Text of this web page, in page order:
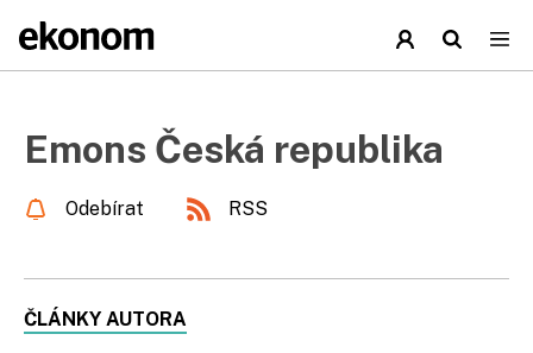
Emons Česká republika
Odebírat RSS
ČLÁNKY AUTORA